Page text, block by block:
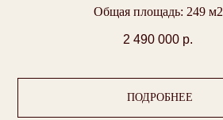
Общая площадь: 249 м2
2 490 000 р.
ПОДРОБНЕЕ